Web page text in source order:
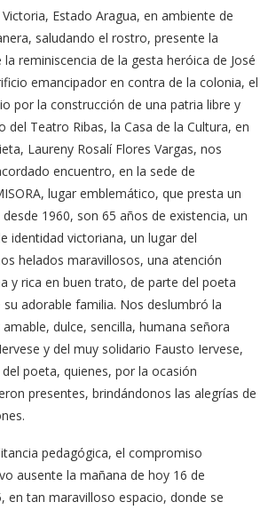
Estado Aragua, en ambiente de
saludando el rostro, presente la
reminiscencia de la gesta heróica de José
emancipador en contra de la colonia, el
por la construcción de una patria libre y
del Teatro Ribas, la Casa de la Cultura, en
Laureny Rosalí Flores Vargas, nos
encuentro, en la sede de
lugar emblemático, que presta un
1960, son 65 años de existencia, un
identidad victoriana, un lugar del
helados maravillosos, una atención
y rica en buen trato, de parte del poeta
su adorable familia. Nos deslumbró la
dulce, sencilla, humana señora
y del muy solidario Fausto Iervese,
poeta, quienes, por la ocasión
presentes, brindándonos las alegrías de
pedagógica, el compromiso
ausente la mañana de hoy 16 de
en tan maravilloso espacio, donde se